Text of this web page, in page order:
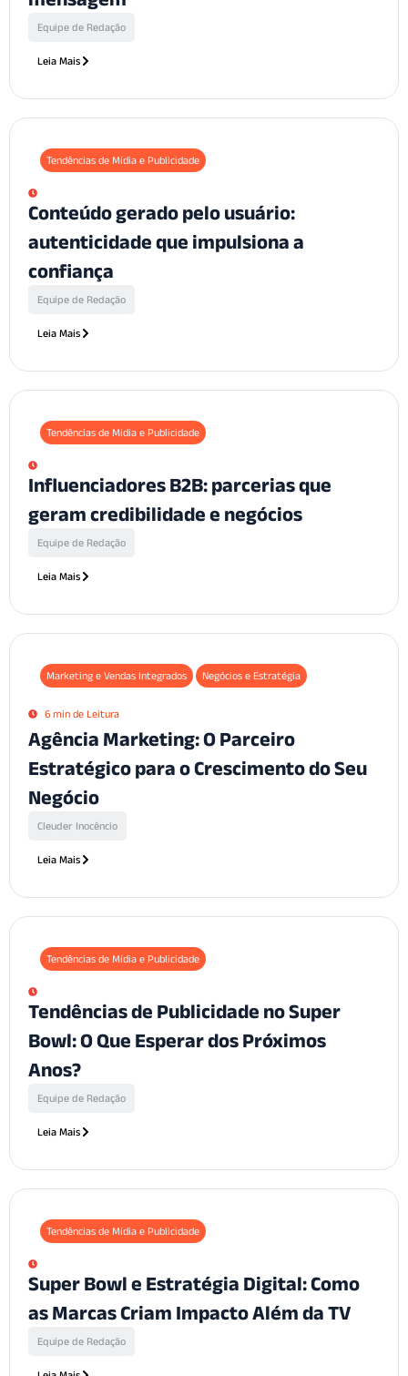
Equipe de Redação
Leia Mais
Tendências de Mídia e Publicidade
Conteúdo gerado pelo usuário:
autenticidade que impulsiona a
confiança
Equipe de Redação
Leia Mais
Tendências de Mídia e Publicidade
Influenciadores B2B: parcerias que
geram credibilidade e negócios
Equipe de Redação
Leia Mais
Marketing e Vendas Integrados Negócios e Estratégia
6 min de Leitura
Agência Marketing: O Parceiro
Estratégico para o Crescimento do Seu
Negócio
Cleuder Inocêncio
Leia Mais
Tendências de Mídia e Publicidade
Tendências de Publicidade no Super
Bowl: O Que Esperar dos Próximos
Anos?
Equipe de Redação
Leia Mais
Tendências de Mídia e Publicidade
Super Bowl e Estratégia Digital: Como
as Marcas Criam Impacto Além da TV
Equipe de Redação